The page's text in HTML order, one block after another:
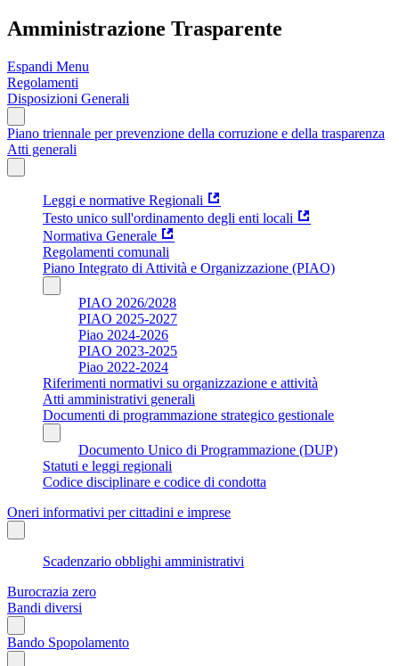
Amministrazione Trasparente
Espandi Menu
Regolamenti
Disposizioni Generali
Piano triennale per prevenzione della corruzione e della trasparenza
Atti generali
Leggi e normative Regionali
Testo unico sull'ordinamento degli enti locali
Normativa Generale
Regolamenti comunali
Piano Integrato di Attività e Organizzazione (PIAO)
PIAO 2026/2028
PIAO 2025-2027
Piao 2024-2026
PIAO 2023-2025
Piao 2022-2024
Riferimenti normativi su organizzazione e attività
Atti amministrativi generali
Documenti di programmazione strategico gestionale
Documento Unico di Programmazione (DUP)
Statuti e leggi regionali
Codice disciplinare e codice di condotta
Oneri informativi per cittadini e imprese
Scadenzario obblighi amministrativi
Burocrazia zero
Bandi diversi
Bando Spopolamento